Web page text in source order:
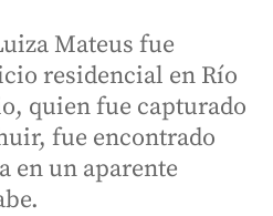
Mateus fue
residencial en Río
quien fue capturado
fue encontrado
en un aparente